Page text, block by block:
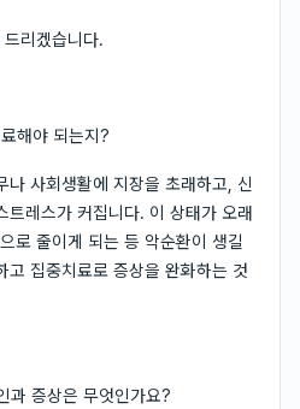
리겠습니다.
해야 되는지?
나 사회생활에 지장을 초래하고, 신
트레스가 커집니다. 이 상태가 오래
로 줄이게 되는 등 악순환이 생길
고 집중치료로 증상을 완화하는 것
과 증상은 무엇인가요?